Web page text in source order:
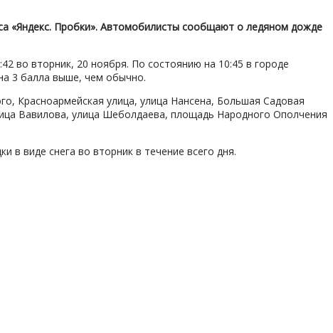
«Яндекс. Пробки». Автомобилисты сообщают о ледяном дожде
во вторник, 20 ноября. По состоянию на 10:45 в городе
3 балла выше, чем обычно.
Красноармейская улица, улица Нансена, Большая Садовая
Вавилова, улица Шеболдаева, площадь Народного Ополчения
виде снега во вторник в течение всего дня.